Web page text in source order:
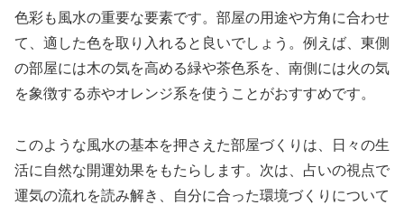
色彩も風水の重要な要素です。部屋の用途や方角に合わせ
て、適した色を取り入れると良いでしょう。例えば、東側
の部屋には木の気を高める緑や茶色系を、南側には火の気
を象徴する赤やオレンジ系を使うことがおすすめです。
このような風水の基本を押さえた部屋づくりは、日々の生
活に自然な開運効果をもたらします。次は、占いの視点で
運気の流れを読み解き、自分に合った環境づくりについて